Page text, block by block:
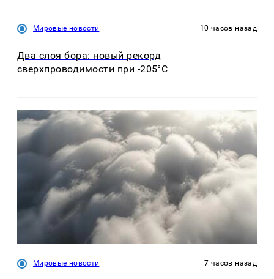
Мировые новости 10 часов назад
Два слоя бора: новый рекорд
сверхпроводимости при -205°C
Мировые новости 7 часов назад